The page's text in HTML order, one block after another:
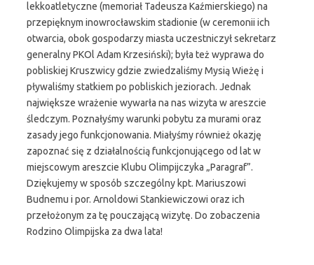
lekkoatletyczne (memoriał Tadeusza Kaźmierskiego) na
przepięknym inowrocławskim stadionie (w ceremonii ich
otwarcia, obok gospodarzy miasta uczestniczył sekretarz
generalny PKOl Adam Krzesiński); była też wyprawa do
pobliskiej Kruszwicy gdzie zwiedzaliśmy Mysią Wieżę i
pływaliśmy statkiem po pobliskich jeziorach. Jednak
największe wrażenie wywarła na nas wizyta w areszcie
śledczym. Poznałyśmy warunki pobytu za murami oraz
zasady jego funkcjonowania. Miałyśmy również okazję
zapoznać się z działalnością funkcjonującego od lat w
miejscowym areszcie Klubu Olimpijczyka „Paragraf”.
Dziękujemy w sposób szczególny kpt. Mariuszowi
Budnemu i por. Arnoldowi Stankiewiczowi oraz ich
przełożonym za tę pouczającą wizytę. Do zobaczenia
Rodzino Olimpijska za dwa lata!